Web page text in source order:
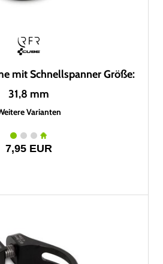
mit Schnellspanner Größe:
31,8 mm
Varianten
7,95 EUR